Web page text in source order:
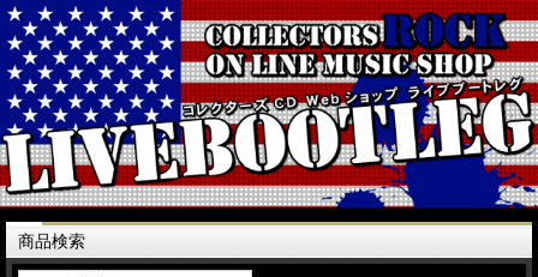
商品検索